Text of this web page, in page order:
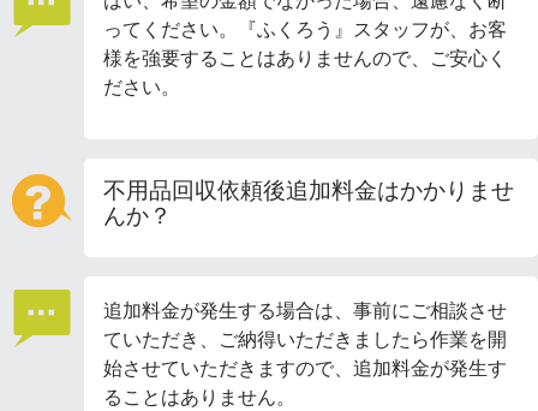
ってください。『ふくろう』スタッフが、お客
様を強要することはありませんので、ご安心く
ださい。
不用品回収依頼後追加料金はかかりませ
んか？
追加料金が発生する場合は、事前にご相談させ
ていただき、ご納得いただきましたら作業を開
始させていただきますので、追加料金が発生す
ることはありません。